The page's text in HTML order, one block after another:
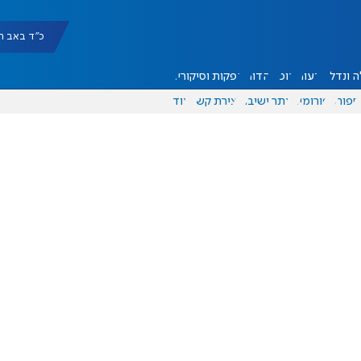
כ"ד באב תשפ"ו
ונדל"ן דעות אוכל יהדות הפקות וסיקורים
ספורט פורומים אתר ישיבה יצירת קשר עוד